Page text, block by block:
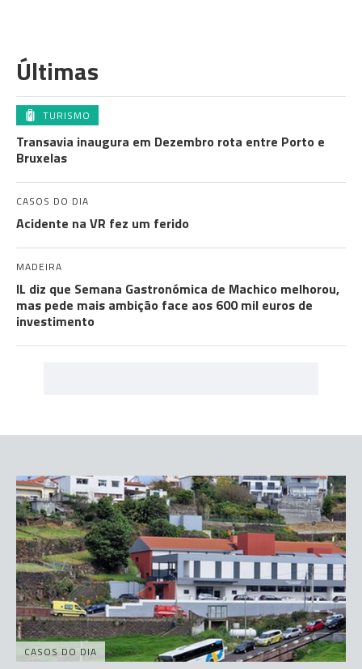
Últimas
TURISMO
Transavia inaugura em Dezembro rota entre Porto e
Bruxelas
CASOS DO DIA
Acidente na VR fez um ferido
MADEIRA
IL diz que Semana Gastronómica de Machico melhorou,
mas pede mais ambição face aos 600 mil euros de
investimento
CASOS DO DIA